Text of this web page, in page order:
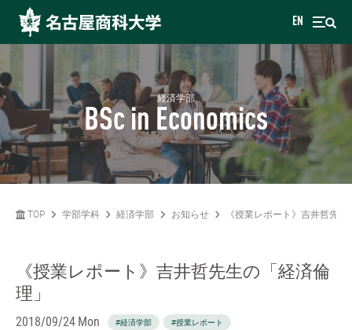
EN
経済学部
BSc in Economics
TOP 学部学科 経済学部 お知らせ 《授業レポート》吉井哲先
《授業レポート》吉井哲先生の「経済倫
理」
2018/09/24 Mon #経済学部 #授業レポート